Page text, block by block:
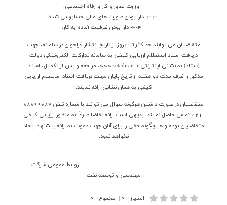
وزارت تعاون، كار و رفاه اجتماعي.
3-3- دارا بودن صورت هاي مالي حسابرسي شده.
3-4- دارا بودن ظرفيت آماده به كار.
متقاضيان مي توانند حداكثر تا 3 روز از تاريخ انتشار فراخوان در سامانه، جهت
دريافت اسناد استعلام ارزيابي كيفي به سامانه تداركات الكترونيكي دولت
(ستاد) به نشاني اينترنتيwww.setadiran.ir، مراجعه و پس از تكميل، اسناد
مذكور را ظرف مدت دو هفته از تاريخ پايان مهلت دريافت اسناد استعلام ارزيابي
كيفي به همان نشاني ارائه نمايند.
متقاضيان در صورت داشتن هرگونه سوال مي توانند با شماره تلفن 88899084
-021 تماس حاصل نمايند. بديهي است ارائه تقاضا صرفاً به منظور ارزيابي كيفي
متقاضيان بوده و هيچگونه حقي را براي آنان جهت دعوت به ارائه پيشنهاد ايجاد
نخواهد نمود.
روابط عمومي شركت
مهندسي و توسعه نفت
امتیاز : ۰ | مجموع : ۰